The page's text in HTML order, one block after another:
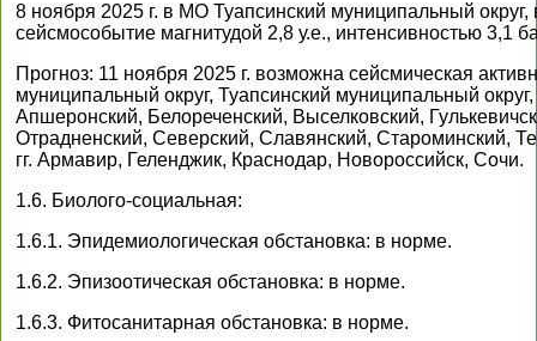
8 ноября 2025 г. в МО Туапсинский муниципальный
сейсмособытие магнитудой 2,8 у.е., интенсивностью 3,1
Прогноз: 11 ноября 2025 г. возможна сейсмическая
муниципальный округ, Туапсинский муниципальный
Апшеронский, Белореченский, Выселковский,
Отрадненский, Северский, Славянский, Староминский,
гг. Армавир, Геленджик, Краснодар, Новороссийск, Сочи.
1.6. Биолого-социальная:
1.6.1. Эпидемиологическая обстановка: в норме.
1.6.2. Эпизоотическая обстановка: в норме.
1.6.3. Фитосанитарная обстановка: в норме.